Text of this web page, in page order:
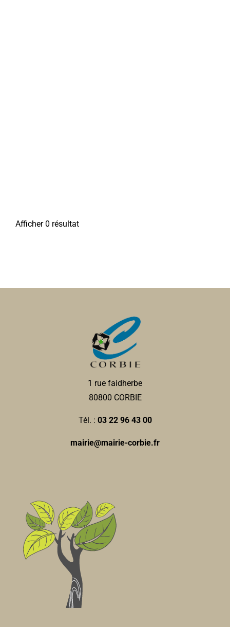
Afficher 0 résultat
1 rue faidherbe
80800 CORBIE
Tél. : 03 22 96 43 00
mairie@mairie-corbie.fr